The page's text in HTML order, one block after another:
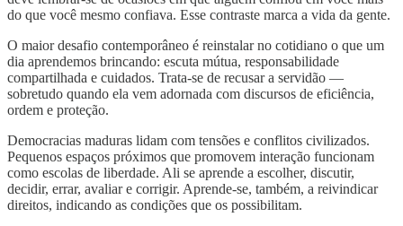
do que você mesmo confiava. Esse contraste marca a vida da gente.
O maior desafio contemporâneo é reinstalar no cotidiano o que um
dia aprendemos brincando: escuta mútua, responsabilidade
compartilhada e cuidados. Trata-se de recusar a servidão —
sobretudo quando ela vem adornada com discursos de eficiência,
ordem e proteção.
Democracias maduras lidam com tensões e conflitos civilizados.
Pequenos espaços próximos que promovem interação funcionam
como escolas de liberdade. Ali se aprende a escolher, discutir,
decidir, errar, avaliar e corrigir. Aprende-se, também, a reivindicar
direitos, indicando as condições que os possibilitam.